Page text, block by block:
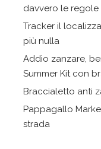
davvero le
Tracker il
più nulla
Addio zanzare,
Summer Kit con
Braccialetto anti
Pappagallo
strada